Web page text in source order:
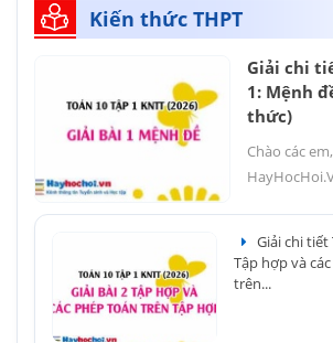
Kiến thức THPT
Giải chi
1: Mệnh
thức)
Chào các
Giải chi tiết
Tập hợp và
trên...